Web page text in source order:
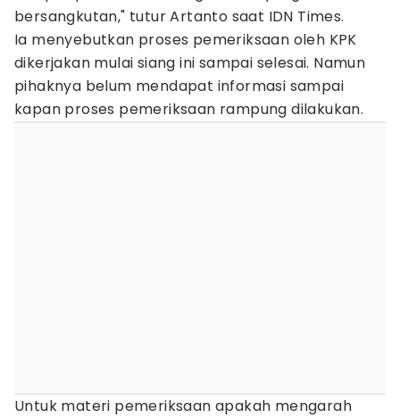
bersangkutan," tutur Artanto saat IDN Times.
Ia menyebutkan proses pemeriksaan oleh KPK
dikerjakan mulai siang ini sampai selesai. Namun
pihaknya belum mendapat informasi sampai
kapan proses pemeriksaan rampung dilakukan.
Untuk materi pemeriksaan apakah mengarah